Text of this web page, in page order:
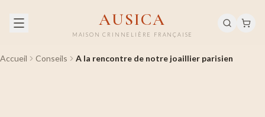
AUSICA
MAISON CRINNELIÈRE FRANÇAISE
Accueil Conseils A la rencontre de notre joaillier parisien